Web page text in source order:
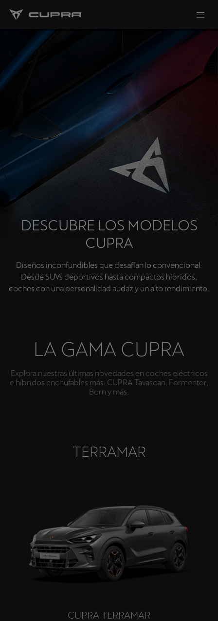
DESCUBRE LOS MODELOS
CUPRA
Diseños inconfundibles que desafían lo convencional.
Desde SUVs deportivos hasta compactos híbridos,
coches con una personalidad audaz y un alto rendimiento.
LA GAMA CUPRA
Explora nuestras últimas novedades en coches eléctricos
e híbridos enchufables más: CUPRA Tavascan, Formentor,
Born y más.
TERRAMAR
CUPRA TERRAMAR